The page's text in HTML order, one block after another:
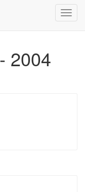
2004